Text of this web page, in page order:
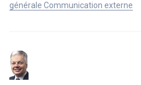
générale Communication externe